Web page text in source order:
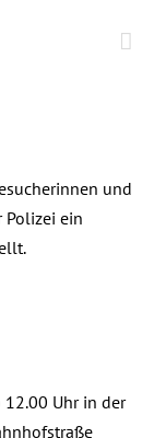
und
Polizei ein
12.00 Uhr in der